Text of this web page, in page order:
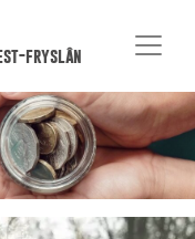
fryslân